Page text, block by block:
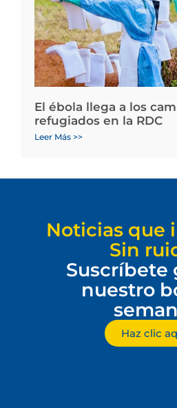
El ébola llega a los
refugiados en la RDC
Leer Más >>
Noticias que
Sin
Suscríbete
nuestro
Haz clic